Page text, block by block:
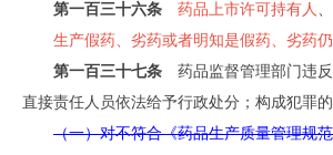
第一百三十六条
药品上市许可持有人
生产假药、劣药或者明知是假药、劣药
第一百三十七条 药品监督管理部门违反
直接责任人员依法给予行政处分；构成犯罪
（一）对不符合《药品生产质量管理规